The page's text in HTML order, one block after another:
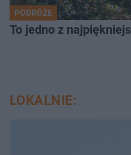
PODRÓŻE
To jedno z
LOKALNIE: